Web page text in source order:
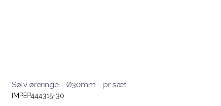
Sølv øreringe - Ø30mm - pr sæt
IMPEP444315-30